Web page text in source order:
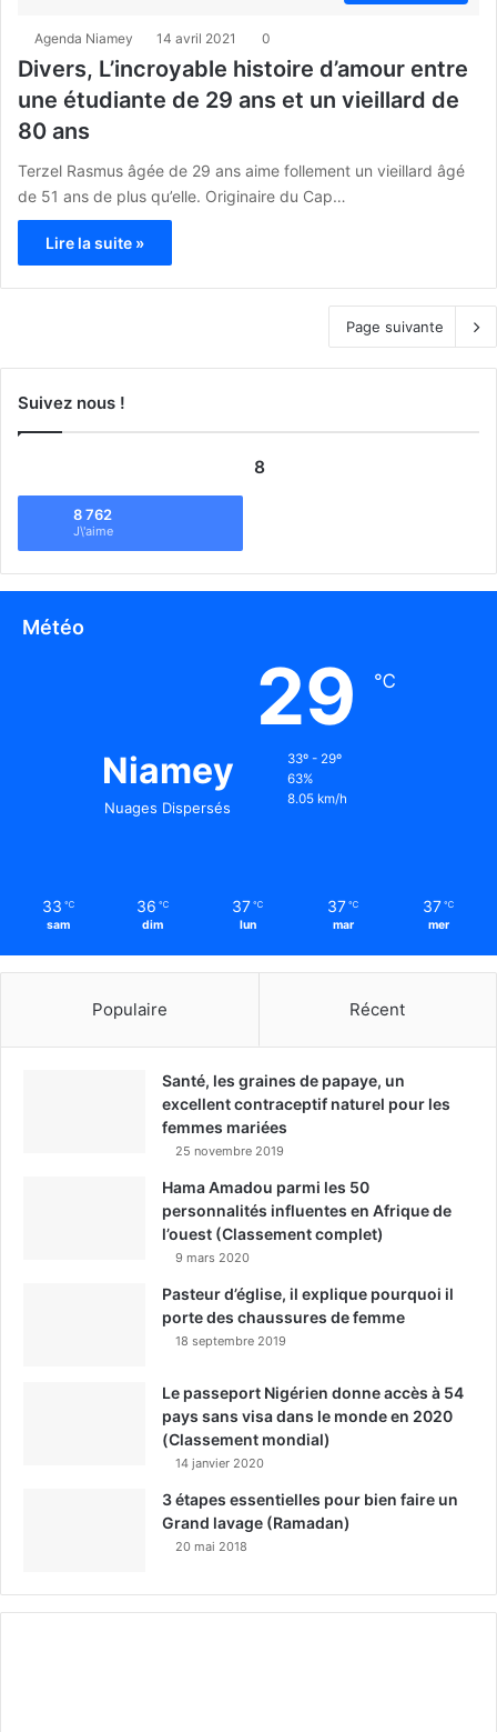
Agenda Niamey 14 avril 2021 0
Divers, L’incroyable histoire d’amour entre
une étudiante de 29 ans et un vieillard de
80 ans
Terzel Rasmus âgée de 29 ans aime follement un vieillard âgé
de 51 ans de plus qu’elle. Originaire du Cap…
Lire la suite »
Page suivante
Suivez nous !
8
8 762
J\'aime
Météo
Niamey
Nuages Dispersés
29 ℃
33º - 29º
63%
8.05 km/h
33 ℃
sam
36 ℃
dim
37 ℃
lun
37 ℃
mar
37 ℃
mer
Populaire Récent
Santé, les graines de papaye, un
excellent contraceptif naturel pour les
femmes mariées
25 novembre 2019
Hama Amadou parmi les 50
personnalités influentes en Afrique de
l’ouest (Classement complet)
9 mars 2020
Pasteur d’église, il explique pourquoi il
porte des chaussures de femme
18 septembre 2019
Le passeport Nigérien donne accès à 54
pays sans visa dans le monde en 2020
(Classement mondial)
14 janvier 2020
3 étapes essentielles pour bien faire un
Grand lavage (Ramadan)
20 mai 2018